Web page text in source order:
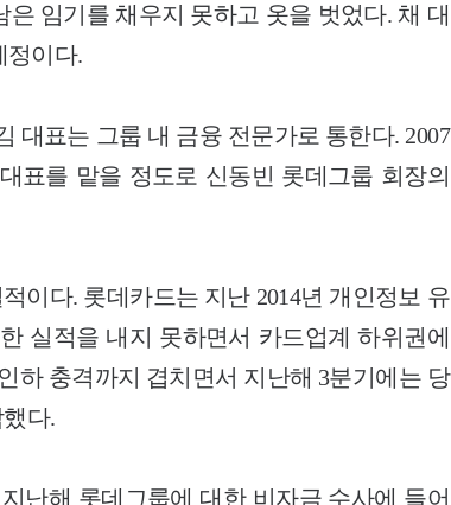
임기를 채우지 못하고 옷을 벗었다. 채 대
정이다.
대표는 그룹 내 금융 전문가로 통한다. 2007
표를 맡을 정도로 신동빈 롯데그룹 회장의
이다. 롯데카드는 지난 2014년 개인정보 유
실적을 내지 못하면서 카드업계 하위권에
하 충격까지 겹치면서 지난해 3분기에는 당
다.
난해 롯데그룹에 대한 비자금 수사에 들어